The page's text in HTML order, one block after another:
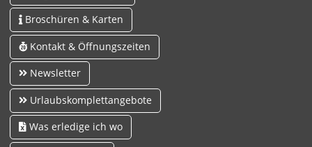
Broschüren & Karten
Kontakt & Öffnungszeiten
Newsletter
Urlaubskomplettangebote
Was erledige ich wo